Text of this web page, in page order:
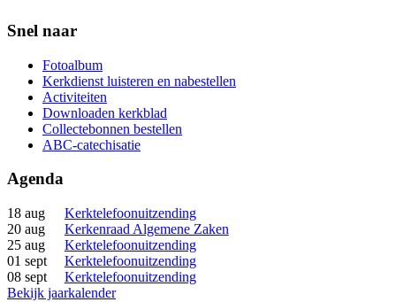
Snel naar
Fotoalbum
Kerkdienst luisteren en nabestellen
Activiteiten
Downloaden kerkblad
Collectebonnen bestellen
ABC-catechisatie
Agenda
18 aug
Kerktelefoonuitzending
20 aug
Kerkenraad Algemene Zaken
25 aug
Kerktelefoonuitzending
01 sept
Kerktelefoonuitzending
08 sept
Kerktelefoonuitzending
Bekijk jaarkalender